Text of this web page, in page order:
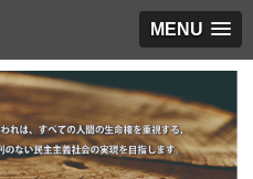
MENU